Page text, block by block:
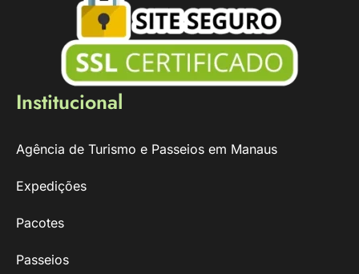
Institucional
Agência de Turismo e Passeios em Manaus
Expedições
Pacotes
Passeios